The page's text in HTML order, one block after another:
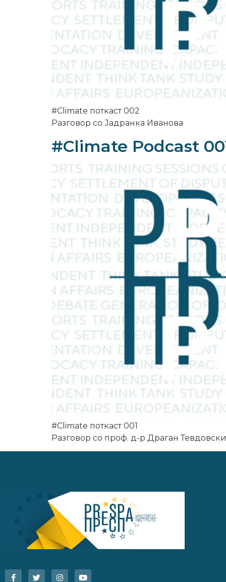
#Climate поткаст 002
Разговор со Јадранка Иванова
#Climate Podcast
#Climate поткаст 001
Разговор со проф. д-р Драган Тевдовски